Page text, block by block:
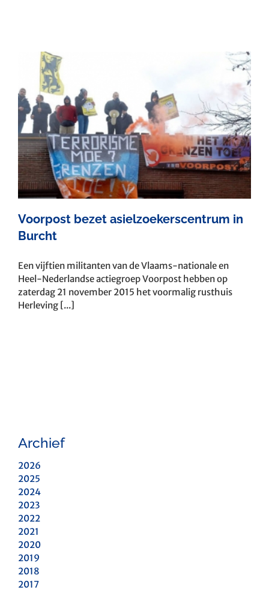
Voorpost bezet asielzoekerscentrum in
Burcht
Een vijftien militanten van de Vlaams-nationale en
Heel-Nederlandse actiegroep Voorpost hebben op
zaterdag 21 november 2015 het voormalig rusthuis
Herleving [...]
Archief
2026
2025
2024
2023
2022
2021
2020
2019
2018
2017